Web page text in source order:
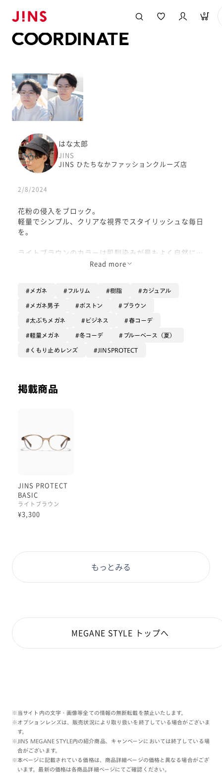
0
COORDINATE
はな太郎
JINS
JINS ひたちなかファッションクルーズ店
2/8/2024
花粉の侵入をブロック。
軽量でシンプル、クリアな視界でスタイリッシュな毎日
を。
ライトブラウンのカラーは肌馴染みが最もよく自然にか
けることができます。
花粉の時期も恥ずかしくないメガネで乗り切りません
か？
Read more
メガネ フルリム 樹脂 カジュアル
メガネ男子 ボストン ブラウン
太ぶちメガネ ビジネス 春コーデ
軽量メガネ 冬コーデ ブルーベース（夏）
くもり止めレンズ JINSPROTECT
掲載商品
JINS PROTECT
BASIC
ライトブラウン
¥3,300
もっとみる
MEGANE STYLE トップへ
※当サイト内の文字・画像等全ての情報の無断転載を禁止いたします。
※オプションレンズは、販売状況により取り扱いを終了している場合がございま
す。
※JINS MEGANE STYLE内の紹介商品、キャンペーンにおいては終了している場
合がございます。
※本ページに記載されている価格は、商品詳細ページの価格と異なる場合がござ
います。最新の価格は各商品詳細ページにてご確認ください。